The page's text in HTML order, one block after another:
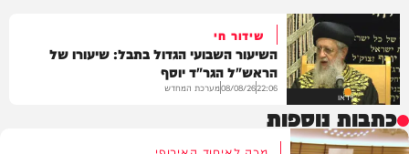
וידאו
שידור חי
השיעור השבועי הגדול בתבל: שיעורו של
הראש"ל הגר"ד יוסף
22:06
08/08/26מערכת המחדש
כתבות נוספות